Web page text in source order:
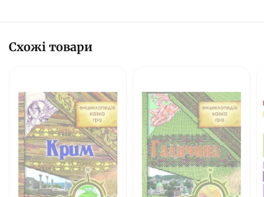
Схожі товари